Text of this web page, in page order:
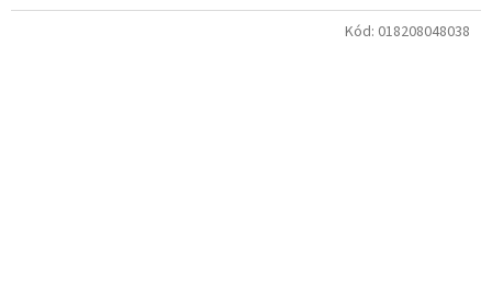
Kód: 018208048038